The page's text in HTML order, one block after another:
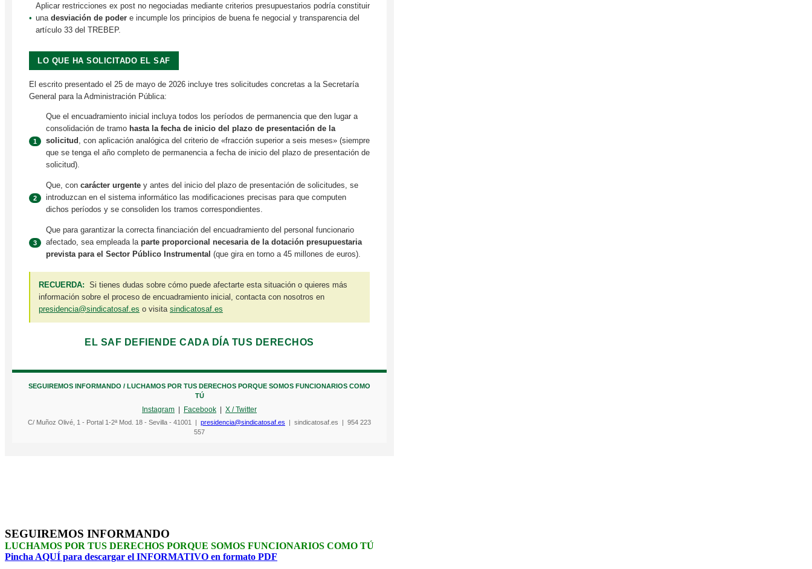
•
Aplicar restricciones ex post no negociadas mediante criterios presupuestarios podría constituir
una desviación de poder e incumple los principios de buena fe negocial y transparencia del
artículo 33 del TREBEP.
LO QUE HA SOLICITADO EL SAF
El escrito presentado el 25 de mayo de 2026 incluye tres solicitudes concretas a la Secretaría
General para la Administración Pública:
1
Que el encuadramiento inicial incluya todos los períodos de permanencia que den lugar a
consolidación de tramo hasta la fecha de inicio del plazo de presentación de la
solicitud
, con aplicación analógica del criterio de «fracción superior a seis meses» (siempre
que se tenga el año completo de permanencia a fecha de inicio del plazo de presentación de
solicitud).
2
Que, con carácter urgente y antes del inicio del plazo de presentación de solicitudes, se
introduzcan en el sistema informático las modificaciones precisas para que computen
dichos períodos y se consoliden los tramos correspondientes.
3
Que para garantizar la correcta financiación del encuadramiento del personal funcionario
afectado, sea empleada la parte proporcional necesaria de la dotación presupuestaria
prevista para el Sector Público Instrumental (que gira en torno a 45 millones de euros).
RECUERDA: Si tienes dudas sobre cómo puede afectarte esta situación o quieres más
información sobre el proceso de encuadramiento inicial, contacta con nosotros en
presidencia@sindicatosaf.es o visita sindicatosaf.es
EL SAF DEFIENDE CADA DÍA TUS DERECHOS
SEGUIREMOS INFORMANDO / LUCHAMOS POR TUS DERECHOS PORQUE SOMOS FUNCIONARIOS COMO
TÚ
Instagram | Facebook | X / Twitter
C/ Muñoz Olivé, 1 - Portal 1-2ª Mod. 18 - Sevilla - 41001 | presidencia@sindicatosaf.es | sindicatosaf.es | 954 223
557
SEGUIREMOS INFORMANDO
LUCHAMOS POR TUS DERECHOS PORQUE SOMOS FUNCIONARIOS COMO TÚ
Pincha AQUÍ para descargar el INFORMATIVO en formato PDF